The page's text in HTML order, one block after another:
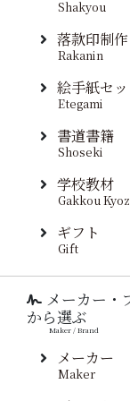
Shakyou
落款印制作
Rakanin
絵手紙セッ
Etegami
書道書籍
Shoseki
学校教材
Gakkou
ギフト
Gift
メーカー・
から選ぶ
Maker / Brand
メーカー
Maker